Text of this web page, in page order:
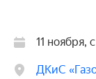
11 ноября,
ДКиС